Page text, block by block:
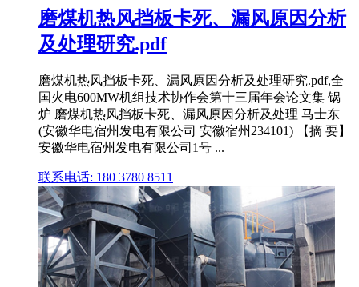
磨煤机热风挡板卡死、漏风原因分析
及处理研究.pdf
磨煤机热风挡板卡死、漏风原因分析及处理研究.pdf,全
国火电600MW机组技术协作会第十三届年会论文集 锅
炉 磨煤机热风挡板卡死、漏风原因分析及处理 马士东
(安徽华电宿州发电有限公司 安徽宿州234101) 【摘 要】
安徽华电宿州发电有限公司1号 ...
联系电话: 180 3780 8511